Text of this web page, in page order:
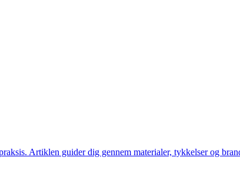
Artiklen guider dig gennem materialer, tykkelser og